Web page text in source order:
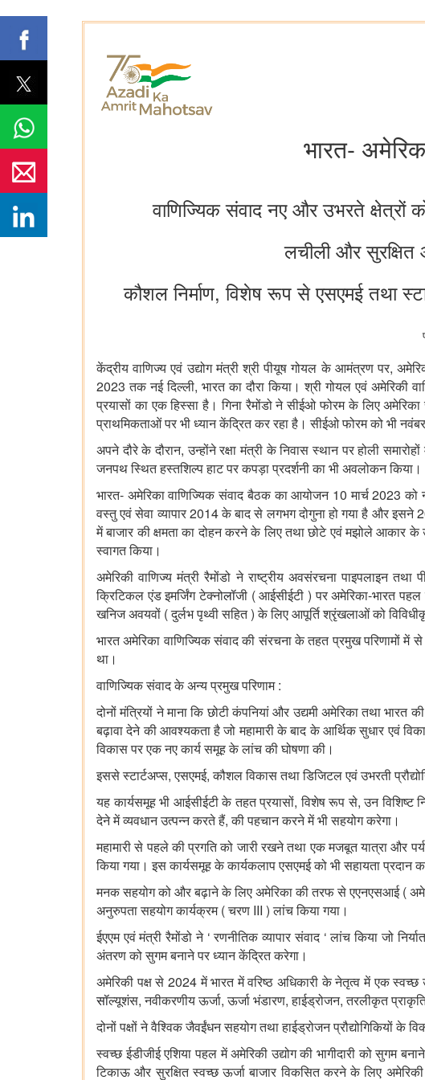
भारत-
वाणिज्यिक संवाद नए और उभरते
लचीली और
कौशल निर्माण, विशेष रूप से एसएमई तथा
केंद्रीय वाणिज्य एवं उद्योग मंत्री श्री पीयूष गोयल के आमंत्रण पर,
2023तक नई दिल्ली, भारत का दौरा किया। श्री गोयल एवं अमेरिकी
प्रयासों का एक हिस्सा है। गिना रैमोंडो ने सीईओ फोरम के लिए अमेरिका
प्राथमिकताओं पर भी ध्यान केंद्रित कर रहा है। सीईओ फोरम को भी नवंबर
अपने दौरे के दौरान,उन्होंने रक्षा मंत्री के निवास स्थान पर होली समारोहों
जनपथ स्थित हस्तशिल्प हाट पर कपड़ा प्रदर्शनी का भी अवलोकन किया।
भारत- अमेरिका वाणिज्यिक संवाद बैठक का आयोजन10मार्च2023को
वस्तु एवं सेवा व्यापार2014के बाद से लगभग दोगुना हो गया है और इसने
में बाजार की क्षमता का दोहन करने के लिए तथा छोटे एवं मझोले आकार के
स्वागत किया।
अमेरिकी वाणिज्य मंत्री रैमोंडो ने राष्ट्रीय अवसंरचना पाइपलाइन तथा
क्रिटिकल एंड इमर्जिंग टेक्नोलॉजी (आईसीईटी )पर अमेरिका-भारत पहल
खनिज अवयवों (दुर्लभ पृथ्वी सहित)के लिए आपूर्ति श्रृंखलाओं को
भारत अमेरिका वाणिज्यिक संवाद की संरचना के तहत प्रमुख परिणामों में से
था।
वाणिज्यिक संवाद के अन्य प्रमुख परिणाम :
दोनों मंत्रियों ने माना कि छोटी कंपनियां और उद्यमी अमेरिका तथा भारत की
बढ़ावा देने की आवश्यकता है जो महामारी के बाद के आर्थिक सुधार एवं
विकास पर एक नए कार्य समूह के लांच की घोषणा की।
इससे स्टार्टअप्स,एसएमई,कौशल विकास तथा डिजिटल एवं उभरती
यह कार्यसमूह भी आईसीईटी के तहत प्रयासों,विशेष रूप से,उन विशिष्ट
देने में व्यवधान उत्पन्न करते हैं,की पहचान करने में भी सहयोग करेगा।
महामारी से पहले की प्रगति को जारी रखने तथा एक मजबूत यात्रा और
किया गया। इस कार्यसमूह के कार्यकलाप एसएमई को भी सहायता प्रदान
मनक सहयोग को और बढ़ाने के लिए अमेरिका की तरफ से एएनएसआई(
अनुरुपता सहयोग कार्यक्रम(चरण III )लांच किया गया।
ईएएम एवं मंत्री रैमोंडो ने‘रणनीतिक व्यापार संवाद‘लांच किया जो निर्यात
अंतरण को सुगम बनाने पर ध्यान केंद्रित करेगा।
अमेरिकी पक्ष से 2024में भारत में वरिष्ठ अधिकारी के नेतृत्व में एक स्वच्छ
सॉल्यूशंस,नवीकरणीय ऊर्जा,ऊर्जा भंडारण,हाईड्रोजन,तरलीकृत
दोनों पक्षों ने वैश्विक जैवईंधन सहयोग तथा हाईड्रोजन प्रौद्योगिकियों के
स्वच्छ ईडीजीई एशिया पहल में अमेरिकी उद्योग की भागीदारी को सुगम बनाने
टिकाऊ और सुरक्षित स्वच्छ ऊर्जा बाजार विकसित करने के लिए अमेरिकी